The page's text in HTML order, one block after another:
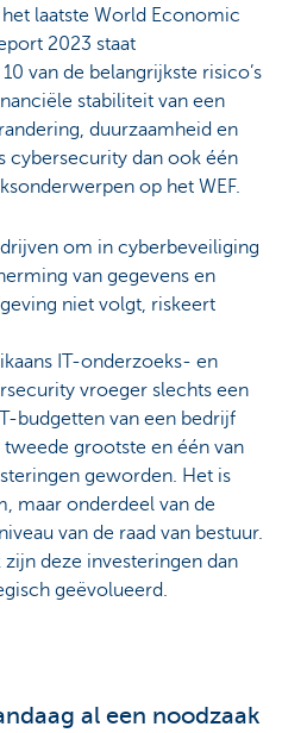
laatste World Economic
2023 staat
van de belangrijkste risico’s
stabiliteit van een
duurzaamheid en
dan ook één
op het WEF.
om in cyberbeveiliging
van gegevens en
niet volgt, riskeert
IT-onderzoeks- en
vroeger slechts een
budgetten van een bedrijf
grootste en één van
geworden. Het is
maar onderdeel van de
van de raad van bestuur.
deze investeringen dan
geëvolueerd.
al een noodzaak